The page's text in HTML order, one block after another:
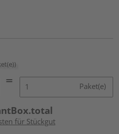
Paket(e)
für Stückgut